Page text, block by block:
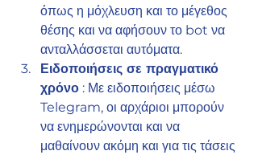
όπως η μόχλευση και το μέγεθος
θέσης και να αφήσουν το bot να
ανταλλάσσεται αυτόματα.
Ειδοποιήσεις σε πραγματικό
χρόνο : Με ειδοποιήσεις μέσω
Telegram, οι αρχάριοι μπορούν
να ενημερώνονται και να
μαθαίνουν ακόμη και για τις τάσεις